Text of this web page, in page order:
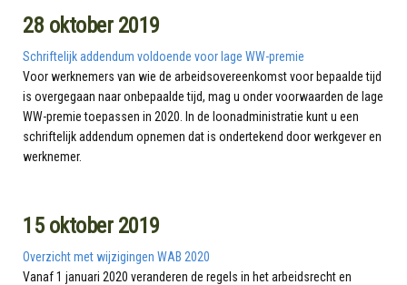
28 oktober 2019
Schriftelijk addendum voldoende voor lage WW-premie
Voor werknemers van wie de arbeidsovereenkomst voor bepaalde tijd
is overgegaan naar onbepaalde tijd, mag u onder voorwaarden de lage
WW-premie toepassen in 2020. In de loonadministratie kunt u een
schriftelijk addendum opnemen dat is ondertekend door werkgever en
werknemer.
15 oktober 2019
Overzicht met wijzigingen WAB 2020
Vanaf 1 januari 2020 veranderen de regels in het arbeidsrecht en